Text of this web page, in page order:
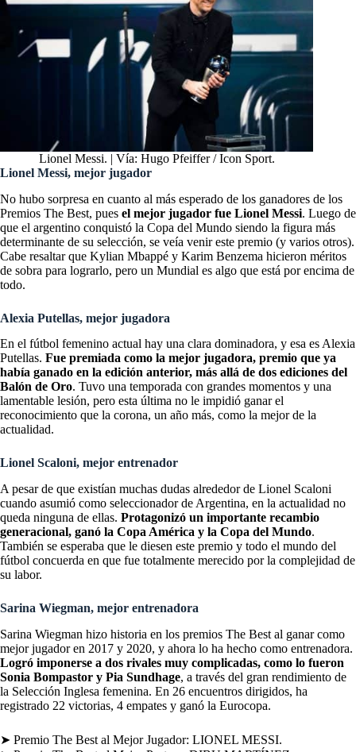
Lionel Messi. | Vía: Hugo Pfeiffer / Icon Sport.
Lionel Messi, mejor jugador
No hubo sorpresa en cuanto al más esperado de los ganadores de los
Premios The Best, pues el mejor jugador fue Lionel Messi. Luego de
que el argentino conquistó la Copa del Mundo siendo la figura más
determinante de su selección, se veía venir este premio (y varios otros).
Cabe resaltar que Kylian Mbappé y Karim Benzema hicieron méritos
de sobra para lograrlo, pero un Mundial es algo que está por encima de
todo.
Alexia Putellas, mejor jugadora
En el fútbol femenino actual hay una clara dominadora, y esa es Alexia
Putellas. Fue premiada como la mejor jugadora, premio que ya
había ganado en la edición anterior, más allá de dos ediciones del
Balón de Oro. Tuvo una temporada con grandes momentos y una
lamentable lesión, pero esta última no le impidió ganar el
reconocimiento que la corona, un año más, como la mejor de la
actualidad.
Lionel Scaloni, mejor entrenador
A pesar de que existían muchas dudas alrededor de Lionel Scaloni
cuando asumió como seleccionador de Argentina, en la actualidad no
queda ninguna de ellas. Protagonizó un importante recambio
generacional, ganó la Copa América y la Copa del Mundo.
También se esperaba que le diesen este premio y todo el mundo del
fútbol concuerda en que fue totalmente merecido por la complejidad de
su labor.
Sarina Wiegman, mejor entrenadora
Sarina Wiegman hizo historia en los premios The Best al ganar como
mejor jugador en 2017 y 2020, y ahora lo ha hecho como entrenadora.
Logró imponerse a dos rivales muy complicadas, como lo fueron
Sonia Bompastor y Pia Sundhage, a través del gran rendimiento de
la Selección Inglesa femenina. En 26 encuentros dirigidos, ha
registrado 22 victorias, 4 empates y ganó la Eurocopa.
➤ Premio The Best al Mejor Jugador: LIONEL MESSI.